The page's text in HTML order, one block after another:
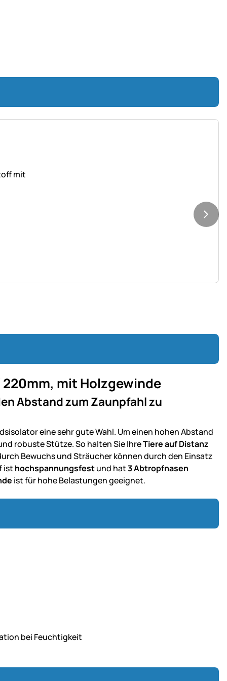
mit Holzgewinde
Abstand zum Zaunpfahl zu
eine sehr gute Wahl. Um einen hohen Abstand
robuste Stütze. So halten Sie IhreTiere auf Distanz
Bewuchs und Sträucher können durch den Einsatz
ist hochspannungsfestund hat3 Abtropfnasen
ist für hohe Belastungen geeignet.
bei Feuchtigkeit